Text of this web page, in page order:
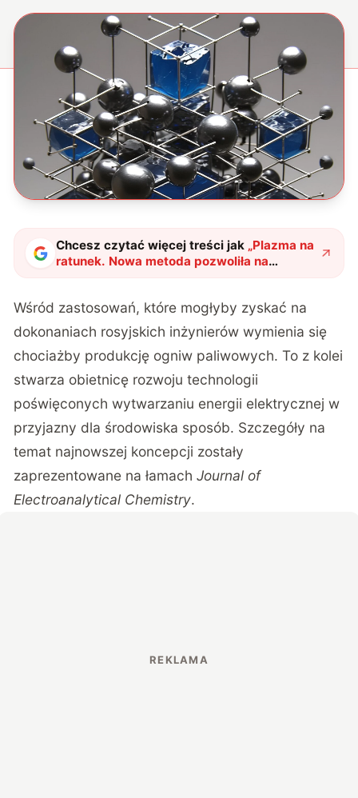
Chcesz czytać więcej treści jak „Plazma na
ratunek. Nowa metoda pozwoliła na
pokonanie dotychczasowych ograniczeń"?
Wśród zastosowań, które mogłyby zyskać na
dokonaniach rosyjskich inżynierów wymienia się
chociażby produkcję ogniw paliwowych. To z kolei
stwarza obietnicę rozwoju technologii
poświęconych wytwarzaniu energii elektrycznej w
przyjazny dla środowiska sposób. Szczegóły na
temat najnowszej koncepcji zostały
zaprezentowane na łamach Journal of
Electroanalytical Chemistry.